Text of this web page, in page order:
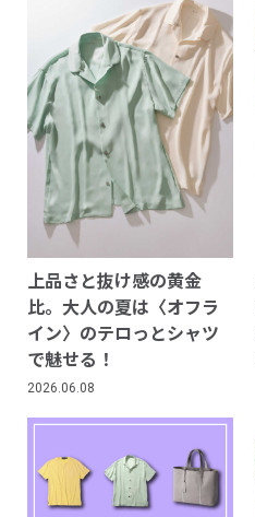
上品さと抜け感の黄金
比。大人の夏は〈オフラ
イン〉のテロっとシャツ
で魅せる！
2026.06.08